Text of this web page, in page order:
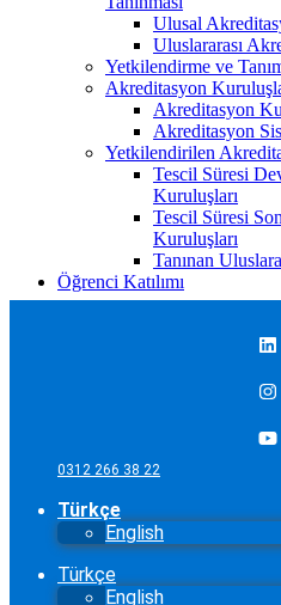
Ulusal
Uluslararası
Yetkilendirme ve
Akreditasyon
Akreditasyon
Akreditasyon
Yetkilendirilen
Tescil Süresi
Kuruluşları
Tescil Süresi
Kuruluşları
Tanınan
Öğrenci Katılımı
0312 266 38 22
Türkçe
English
Türkçe
English